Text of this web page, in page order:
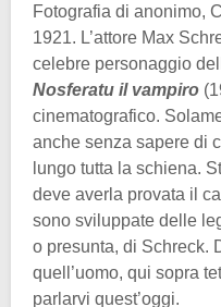
Fotografia di anonimo,
1921. L’attore Max
celebre personaggio
Nosferatu il vampiro
cinematografico.
anche senza sapere di
lungo tutta la schiena.
deve averla provata il
sono sviluppate delle
o presunta, di Schreck.
quell’uomo, qui sopra
parlarvi quest’oggi.